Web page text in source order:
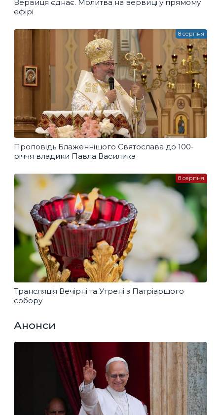
Вервиця єднає. Молитва на вервиці у прямому
ефірі
Проповідь Блаженнішого Святослава до 100-
річчя владики Павла Василика
8 серпня
Трансляція Вечірні та Утрені з Патріаршого
собору
8 серпня
Анонси